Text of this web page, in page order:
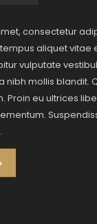
consectetur
aliquet vitae
vulputate
nibh mollis blandit.
Proin eu ultrices